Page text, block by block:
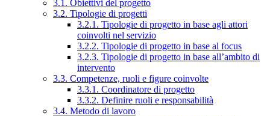
3.1. Obiettivi del progetto
3.2. Tipologie di progetti
3.2.1. Tipologie di progetto in base agli attori
coinvolti nel servizio
3.2.2. Tipologie di progetto in base al focus
3.2.3. Tipologie di progetto in base all’ambito di
intervento
3.3. Competenze, ruoli e figure coinvolte
3.3.1. Coordinatore di progetto
3.3.2. Definire ruoli e responsabilità
3.4. Metodo di lavoro